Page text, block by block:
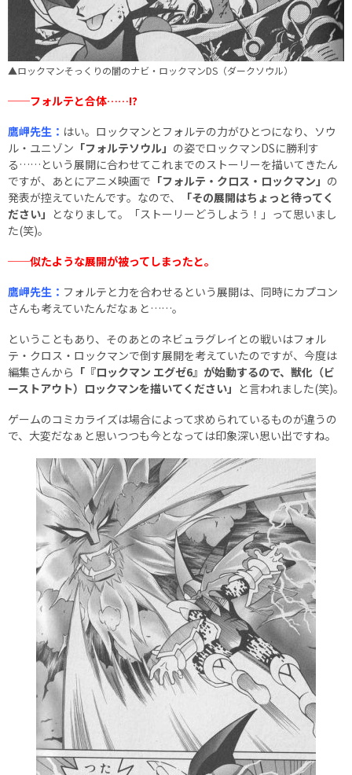
▲ロックマンそっくりの闇のナビ・ロックマンDS（ダークソウル）
──フォルテと合体……!?
鷹岬先生： はい。ロックマンとフォルテの力がひとつになり、ソウ
ル・ユニゾン 「フォルテソウル」 の姿でロックマンDSに勝利す
る……という展開に合わせてこれまでのストーリーを描いてきたん
ですが、あとにアニメ映画で 「フォルテ・クロス・ロックマン」 の
発表が控えていたんです。なので、
「その展開はちょっと待ってく
ださい」 となりまして。「ストーリーどうしよう！」って思いまし
た(笑)。
──似たような展開が被ってしまったと。
鷹岬先生： フォルテと力を合わせるという展開は、同時にカプコン
さんも考えていたんだなぁと……。
ということもあり、そのあとのネビュラグレイとの戦いはフォル
テ・クロス・ロックマンで倒す展開を考えていたのですが、今度は
編集さんから 「『ロックマン エグゼ6』が始動するので、獣化（ビ
ーストアウト）ロックマンを描いてください」 と言われました(笑)。
ゲームのコミカライズは場合によって求められているものが違うの
で、大変だなぁと思いつつも今となっては印象深い思い出ですね。